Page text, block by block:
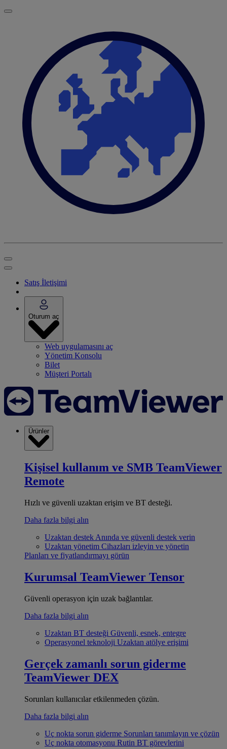
Satış İletişimi
Oturum aç
Web uygulamasını aç
Yönetim Konsolu
Bilet
Müşteri Portalı
Ürünler
Kişisel kullanım ve SMB TeamViewer
Remote
Hızlı ve güvenli uzaktan erişim ve BT desteği.
Daha fazla bilgi alın
Uzaktan destek Anında ve güvenli destek verin
Uzaktan yönetim Cihazları izleyin ve yönetin
Planları ve fiyatlandırmayı görün
Kurumsal TeamViewer Tensor
Güvenli operasyon için uzak bağlantılar.
Daha fazla bilgi alın
Uzaktan BT desteği Güvenli, esnek, entegre
Operasyonel teknoloji Uzaktan atölye erişimi
Gerçek zamanlı sorun giderme
TeamViewer DEX
Sorunları kullanıcılar etkilenmeden çözün.
Daha fazla bilgi alın
Uç nokta sorun giderme Sorunları tanımlayın ve çözün
Uç nokta otomasyonu Rutin BT görevlerini